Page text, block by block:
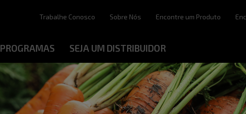
Trabalhe Conosco Sobre Nós Encontre um Produto
PROGRAMAS SEJA UM DISTRIBUIDOR